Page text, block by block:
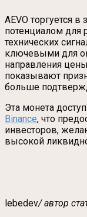
AEVO торгуется
потенциалом для
технических
ключевыми для
направления
показывают
больше
Эта монета
Binance, что
инвесторов,
высокой
lebedev/ автор